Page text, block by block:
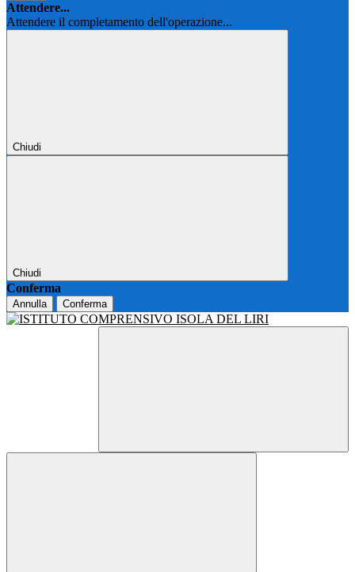
Attendere...
Attendere il completamento dell'operazione...
Chiudi
Chiudi
Conferma
Annulla Conferma